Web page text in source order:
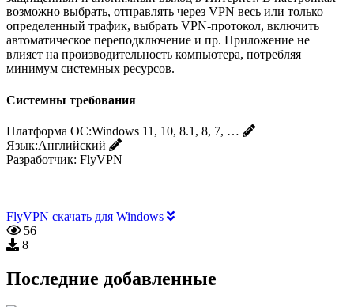
возможно выбрать, отправлять через VPN весь или только
определенный трафик, выбрать VPN-протокол, включить
автоматическое переподключение и пр. Приложение не
влияет на производительность компьютера, потребляя
минимум системных ресурсов.
Системны требования
Платформа ОС:Windows 11, 10, 8.1, 8, 7, …
Язык:Английский
Разработчик: FlyVPN
FlyVPN скачать для Windows
56
8
Последние добавленные